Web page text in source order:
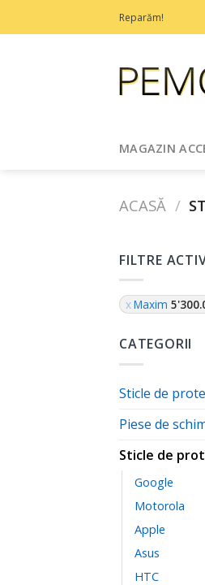
la
Reparăm!
MAGAZIN
ACASĂ /
FILTRE
Maxim
CATEGORII
Sticle de
Piese de
Sticle de
Google
Motorola
Apple
Asus
HTC